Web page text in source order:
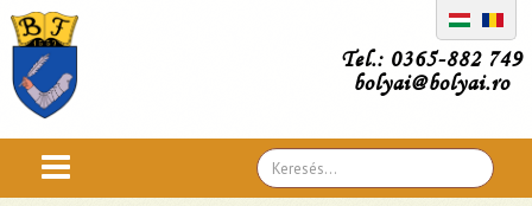
Tel.: 0365-882 749
bolyai@bolyai.ro
Search
...